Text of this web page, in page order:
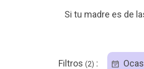
Si tu madre es de
Filtros (2) :